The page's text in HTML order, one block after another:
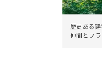
歴史ある
仲間とフラ